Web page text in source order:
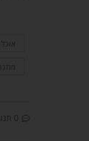
מתנה
0 תגובות